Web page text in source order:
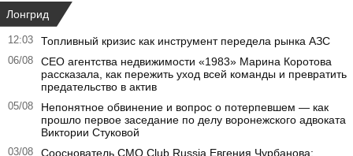
Лонгрид
12:03 Топливный кризис как инструмент передела рынка АЗС
06/08
CEO агентства недвижимости «1983» Марина Коротова
рассказала, как пережить уход всей команды и превратить
предательство в актив
05/08
Непонятное обвинение и вопрос о потерпевшем — как
прошло первое заседание по делу воронежского адвоката
Виктории Стуковой
03/08
Сооснователь CMO Club Russia Евгения Чурбанова: